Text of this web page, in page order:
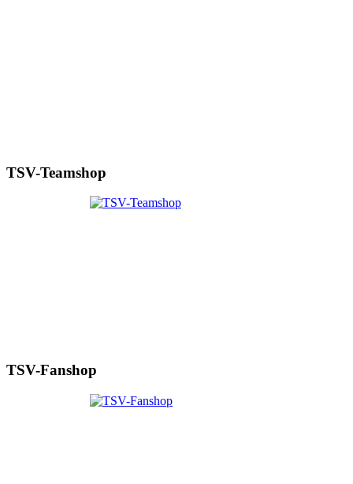
TSV-Teamshop
TSV-Fanshop